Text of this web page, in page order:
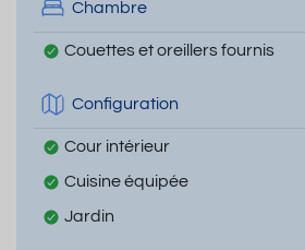
Chambre
Couettes et oreillers fournis
Configuration
Cour intérieur
Cuisine équipée
Jardin